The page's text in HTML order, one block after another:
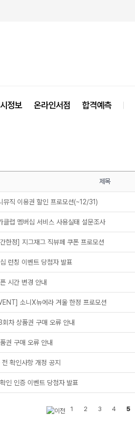
메가스터디
정보 온라인서점 합격예측
제목
뮤직 이용권 할인 프로모션(~12/31)
클럽 멤버십 서비스 사용실태 설문조사
한정] 지그재그 직뷰페 쿠폰 프로모션
런칭 이벤트 당첨자 발표
시간 변경 안내
소니X뉴에라 겨울 한정 프로모션
차 상품권 구매 오류 안내
권 구매 오류 안내
확인사항 개정 공지
인 인증 이벤트 당첨자 발표
1 2 3 4 5